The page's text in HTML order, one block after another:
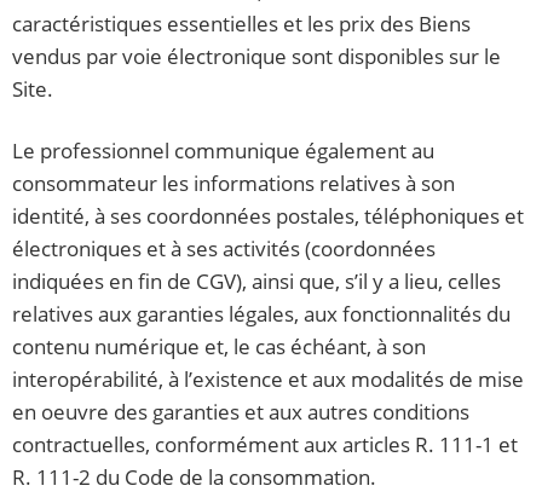
caractéristiques essentielles et les prix des Biens
vendus par voie électronique sont disponibles sur le
Site.
Le professionnel communique également au
consommateur les informations relatives à son
identité, à ses coordonnées postales, téléphoniques et
électroniques et à ses activités (coordonnées
indiquées en fin de CGV), ainsi que, s’il y a lieu, celles
relatives aux garanties légales, aux fonctionnalités du
contenu numérique et, le cas échéant, à son
interopérabilité, à l’existence et aux modalités de mise
en oeuvre des garanties et aux autres conditions
contractuelles, conformément aux articles R. 111-1 et
R. 111-2 du Code de la consommation.